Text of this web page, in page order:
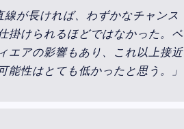
が長ければ、わずかなチャンス
掛けられるほどではなかった。ペ
エアの影響もあり、これ以上接近
性はとても低かったと思う。」